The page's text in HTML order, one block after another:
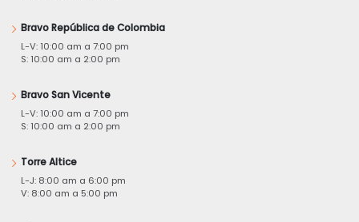
Bravo República de Colombia
L-V: 10:00 am a 7:00 pm
S: 10:00 am a 2:00 pm
Bravo San Vicente
L-V: 10:00 am a 7:00 pm
S: 10:00 am a 2:00 pm
Torre Altice
L-J: 8:00 am a 6:00 pm
V: 8:00 am a 5:00 pm